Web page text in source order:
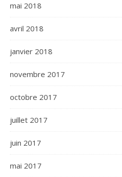
mai 2018
avril 2018
janvier 2018
novembre 2017
octobre 2017
juillet 2017
juin 2017
mai 2017